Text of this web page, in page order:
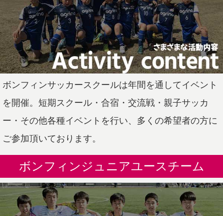
ボンフィンサッカースクールは年間を通してイベント
を開催。短期スクール・合宿・交流戦・親子サッカ
ー・その他各種イベントを行い、多くの希望者の方に
ご参加頂いております。
ボンフィンジュニアユースチーム